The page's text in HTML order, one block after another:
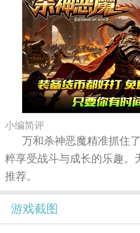
小编简评
万和杀神恶魔精准抓住
粹享受战斗与成长的乐趣。
推荐。
游戏截图